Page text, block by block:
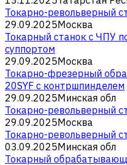
Токарно-револьверный
29.09.2025Москва
Токарный станок с ЧПУ
суппортом
29.09.2025Москва
Токарно-фрезерный
20SYF с контршпинделем
29.09.2025Минская обл
Токарно-револьверный
29.09.2025Москва
Токарно-револьверный
03.09.2025Минская обл
Токарный